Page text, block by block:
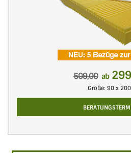
509,00 ab
Größe: 90 x